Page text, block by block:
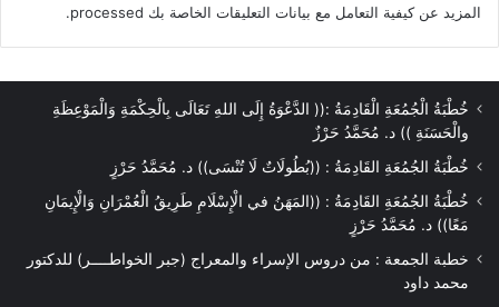
المزيد عن كيفية التعامل مع بيانات التعليقات الخاصة بك processed
.
خُطْبَةُ الْجُمُعَةِ الْقَادِمَةُ :(( الدَّعْوَةُ إِلَى اللهِ تَعَالَى بِالْحِكْمَةِ وَالْمَوْعِظَةِ
والْحَسَنَةِ )) د. مُحَمَّدُ حَرْزٌ
خُطْبَةُ الجُمُعَةِ القَادِمَةُ : ((بُطُولَاتٌ لَا تُنْسَى)) د. مُحَمَّدُ حَرْزٍ
خُطْبَةُ الجُمُعَةِ القَادِمَةُ : ((المَهَنُ في الْإِسْلَامِ طَرِيقُ الْعُمْرَانِ وَالْإِيمَانِ
مَعًا)) د. مُحَمَّدُ حَرْزٍ
خطبة الجمعة : من دروس الإسراء والمعراج (جبر الخواطــــر) للدكتور
محمد داود